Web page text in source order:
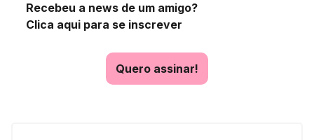
Recebeu a news de um amigo?
Clica aqui para se inscrever
Quero assinar!